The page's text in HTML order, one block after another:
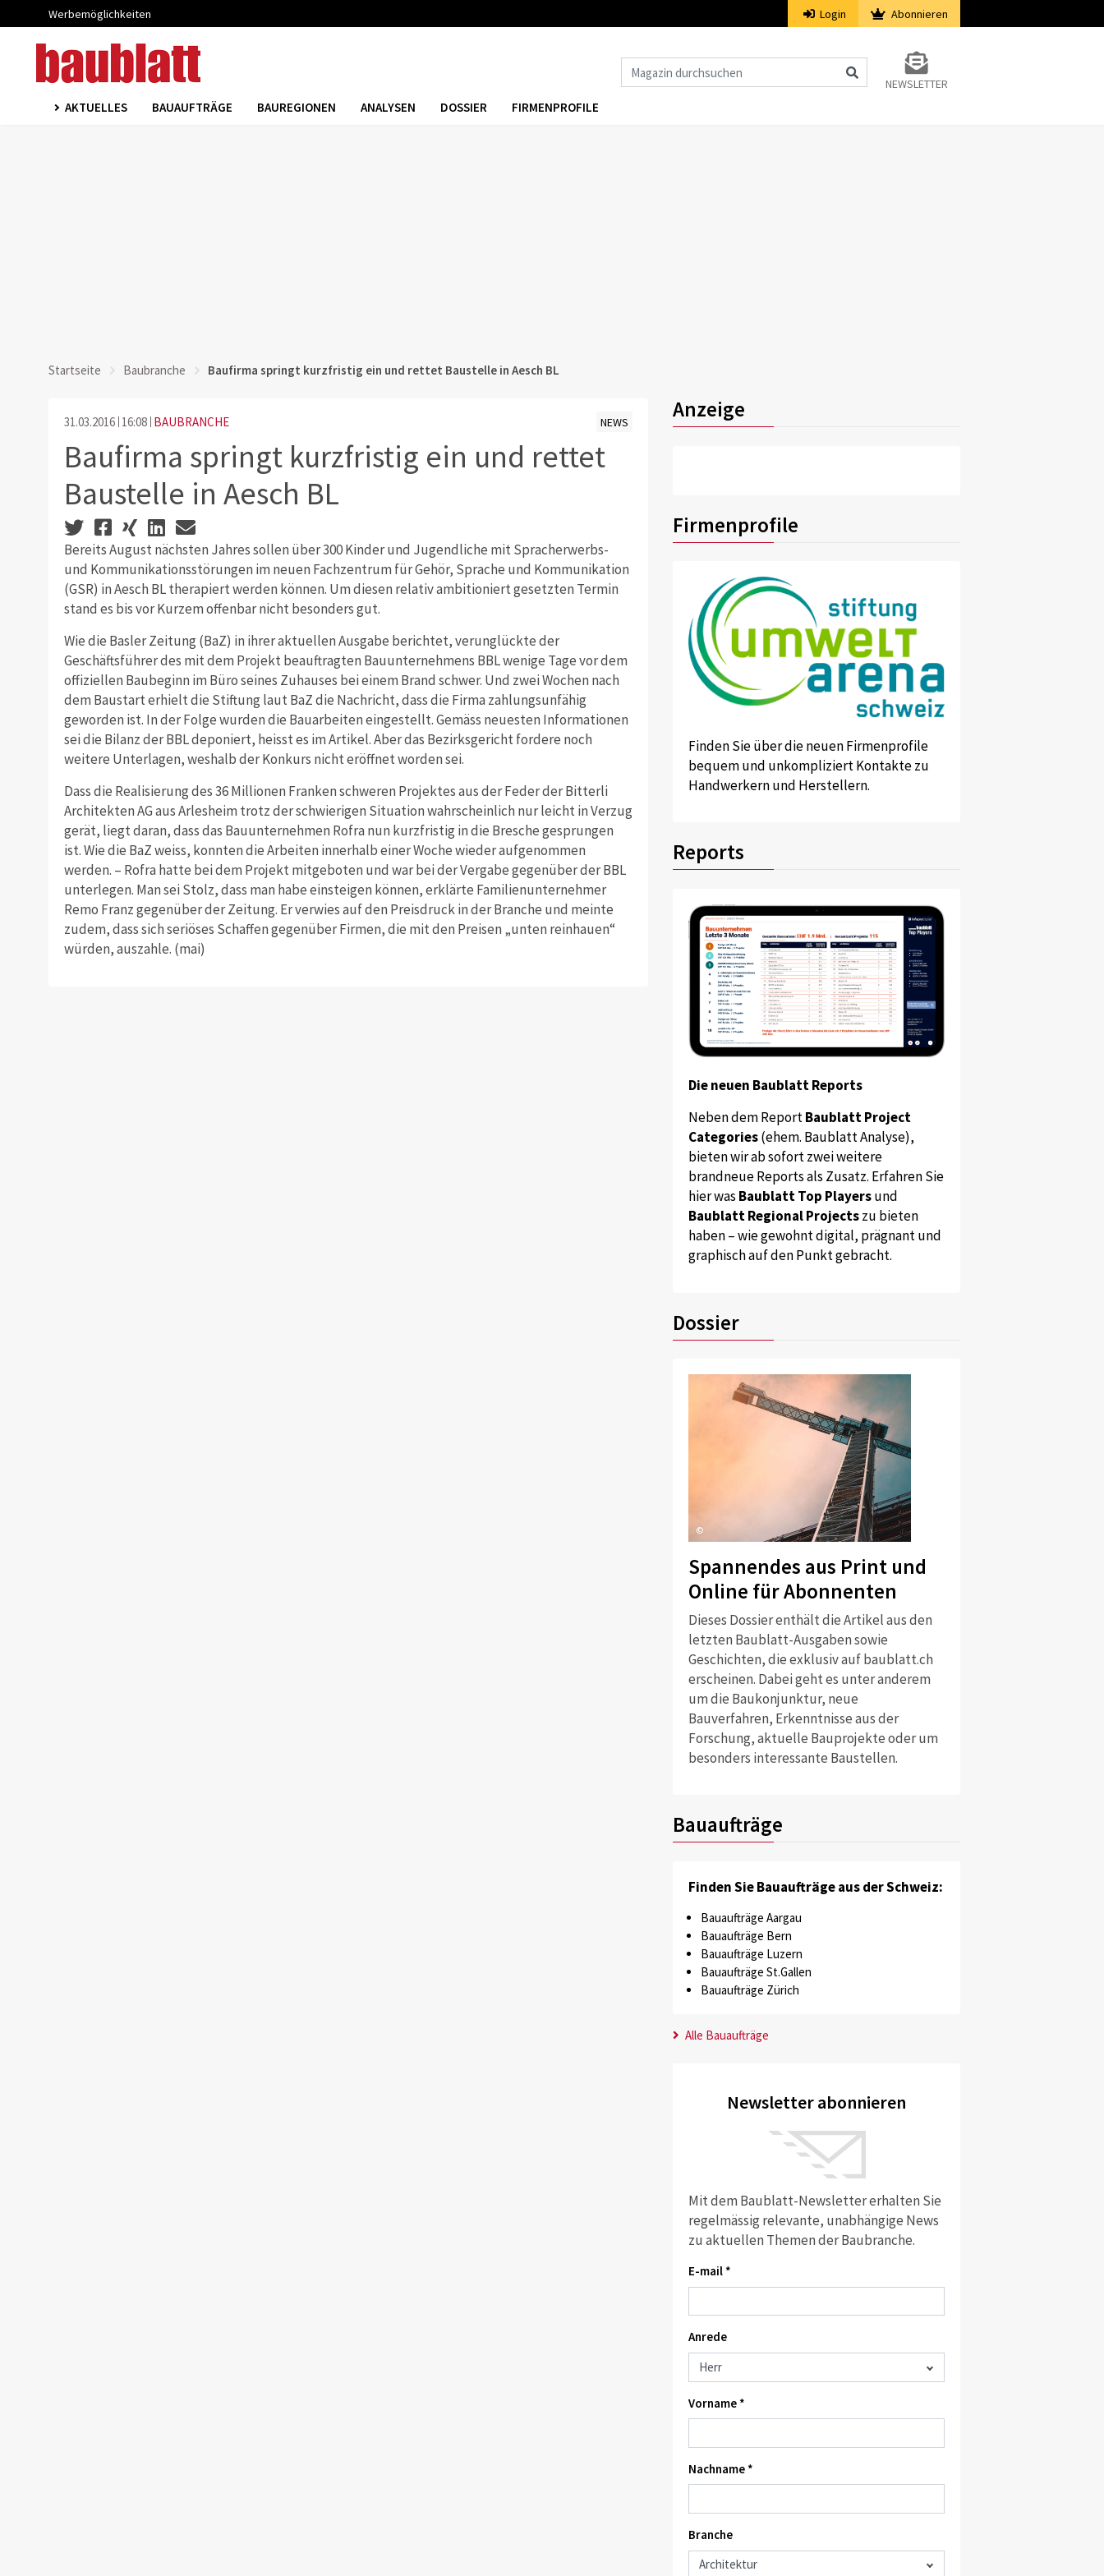
Werbemöglichkeiten Login Abonnieren
NEWSLETTER
AKTUELLES BAUAUFTRÄGE BAUREGIONEN ANALYSEN DOSSIER FIRMENPROFILE
Startseite Baubranche Baufirma springt kurzfristig ein und rettet Baustelle in Aesch BL
31.03.2016 16:08 BAUBRANCHE NEWS
Baufirma springt kurzfristig ein und rettet
Baustelle in Aesch BL
Bereits August nächsten Jahres sollen über 300 Kinder und Jugendliche mit Spracherwerbs-
und Kommunikationsstörungen im neuen Fachzentrum für Gehör, Sprache und Kommunikation
(GSR) in Aesch BL therapiert werden können. Um diesen relativ ambitioniert gesetzten Termin
stand es bis vor Kurzem offenbar nicht besonders gut.
Wie die Basler Zeitung (BaZ) in ihrer aktuellen Ausgabe berichtet, verunglückte der
Geschäftsführer des mit dem Projekt beauftragten Bauunternehmens BBL wenige Tage vor dem
offiziellen Baubeginn im Büro seines Zuhauses bei einem Brand schwer. Und zwei Wochen nach
dem Baustart erhielt die Stiftung laut BaZ die Nachricht, dass die Firma zahlungsunfähig
geworden ist. In der Folge wurden die Bauarbeiten eingestellt. Gemäss neuesten Informationen
sei die Bilanz der BBL deponiert, heisst es im Artikel. Aber das Bezirksgericht fordere noch
weitere Unterlagen, weshalb der Konkurs nicht eröffnet worden sei.
Dass die Realisierung des 36 Millionen Franken schweren Projektes aus der Feder der Bitterli
Architekten AG aus Arlesheim trotz der schwierigen Situation wahrscheinlich nur leicht in Verzug
gerät, liegt daran, dass das Bauunternehmen Rofra nun kurzfristig in die Bresche gesprungen
ist. Wie die BaZ weiss, konnten die Arbeiten innerhalb einer Woche wieder aufgenommen
werden. – Rofra hatte bei dem Projekt mitgeboten und war bei der Vergabe gegenüber der BBL
unterlegen. Man sei Stolz, dass man habe einsteigen können, erklärte Familienunternehmer
Remo Franz gegenüber der Zeitung. Er verwies auf den Preisdruck in der Branche und meinte
zudem, dass sich seriöses Schaffen gegenüber Firmen, die mit den Preisen „unten reinhauen“
würden, auszahle. (mai)
Anzeige
Firmenprofile
Finden Sie über die neuen Firmenprofile
bequem und unkompliziert Kontakte zu
Handwerkern und Herstellern.
Reports
Die neuen Baublatt Reports
Neben dem ReportBaublatt Project
Categories(ehem. Baublatt Analyse),
bieten wir ab sofort zwei weitere
brandneue Reports als Zusatz. Erfahren Sie
hier was Baublatt Top Playersund
Baublatt Regional Projectszu bieten
haben – wie gewohnt digital, prägnant und
graphisch auf den Punkt gebracht.
Dossier
©
Spannendes aus Print und
Online für Abonnenten
Dieses Dossier enthält die Artikel aus den
letzten Baublatt-Ausgaben sowie
Geschichten, die exklusiv auf baublatt.ch
erscheinen. Dabei geht es unter anderem
um die Baukonjunktur, neue
Bauverfahren, Erkenntnisse aus der
Forschung, aktuelle Bauprojekte oder um
besonders interessante Baustellen.
Bauaufträge
Finden Sie Bauaufträge aus der Schweiz:
Bauaufträge Aargau
Bauaufträge Bern
Bauaufträge Luzern
Bauaufträge St.Gallen
Bauaufträge Zürich
Alle Bauaufträge
Newsletter abonnieren
Mit dem Baublatt-Newsletter erhalten Sie
regelmässig relevante, unabhängige News
zu aktuellen Themen der Baubranche.
E-mail *
Anrede
Vorname *
Nachname *
Branche